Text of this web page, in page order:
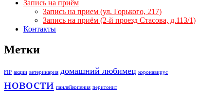
Запись на приём
Запись на прием (ул. Горького, 217)
Запись на приём (2-й проезд Стасова, д.113/1)
Контакты
Метки
FIP акции ветеринария домашний любимец коронавирус
новости панлейкопения перитонит